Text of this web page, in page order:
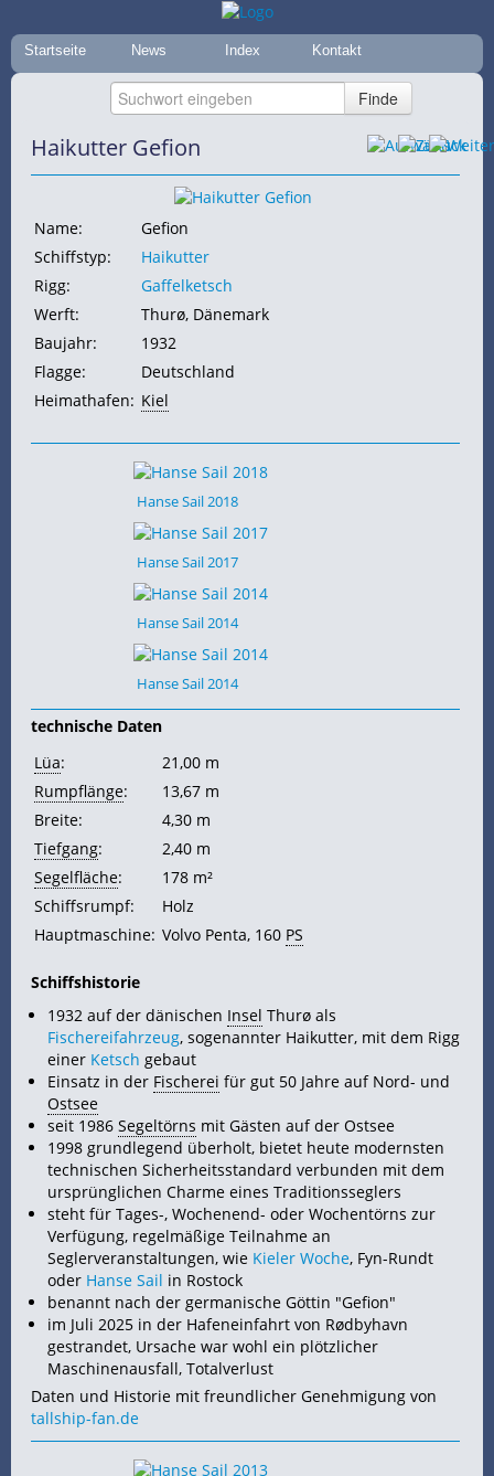
Startseite News Index Kontakt
Haikutter Gefion
Name:
Gefion
Schiffstyp:
Haikutter
Rigg:
Gaffelketsch
Werft:
Thurø, Dänemark
Baujahr:
1932
Flagge:
Deutschland
Heimathafen: Kiel
Hanse Sail 2018
Hanse Sail 2017
Hanse Sail 2014
Hanse Sail 2014
technische Daten
Lüa:
21,00 m
Rumpflänge:
13,67 m
Breite:
4,30 m
Tiefgang:
2,40 m
Segelfläche:
178 m²
Schiffsrumpf:
Holz
Hauptmaschine: Volvo Penta, 160 PS
Schiffshistorie
1932 auf der dänischen Insel Thurø als
Fischereifahrzeug, sogenannter Haikutter, mit dem Rigg
einer Ketsch gebaut
Einsatz in der Fischerei für gut 50 Jahre auf Nord- und
Ostsee
seit 1986 Segeltörns mit Gästen auf der Ostsee
1998 grundlegend überholt, bietet heute modernsten
technischen Sicherheitsstandard verbunden mit dem
ursprünglichen Charme eines Traditionsseglers
steht für Tages-, Wochenend- oder Wochentörns zur
Verfügung, regelmäßige Teilnahme an
Seglerveranstaltungen, wie Kieler Woche, Fyn-Rundt
oder Hanse Sail in Rostock
benannt nach der germanische Göttin "Gefion"
im Juli 2025 in der Hafeneinfahrt von Rødbyhavn
gestrandet, Ursache war wohl ein plötzlicher
Maschinenausfall, Totalverlust
Daten und Historie mit freundlicher Genehmigung von
tallship-fan.de